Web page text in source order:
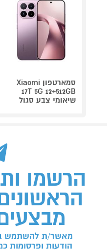
סמארטפון Xiaomi
17T 5G 12+512GB
שיאומי צבע סגול
הרשמו
מאשר/ת להשתמש
הודעות ופרסומות